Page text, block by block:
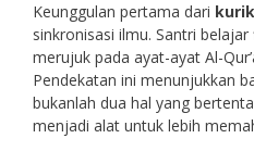
Keunggulan pertama dari
sinkronisasi ilmu. Santri
merujuk pada ayat-ayat Al-
Pendekatan ini menunjukkan
bukanlah dua hal yang
menjadi alat untuk lebih